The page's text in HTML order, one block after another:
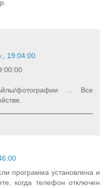
19:04:00
фотографии ... Все
программа установлена и
когда телефон отключен